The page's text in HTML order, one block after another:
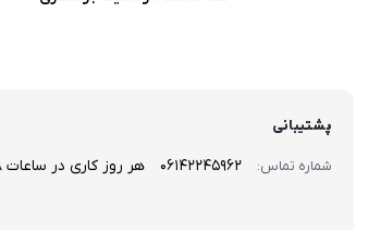
پشتیبانی
شماره تماس: 06142245962 هر روز کاری در ساعات 8الی14 / 17 الی 20 پاسخگوی سوالاتتان هستیم!